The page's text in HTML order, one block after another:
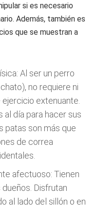
si es necesario
Además, también es
que se muestran a
Al ser un perro
no requiere ni
extenuante.
al día para hacer sus
patas son más que
de correa
afectuoso: Tienen
Disfrutan
al lado del sillón o en